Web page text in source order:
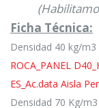
Ficha Técnica:
Densidad 40 kg/m3
ROCA_PANEL
ES_Ac.data Aisla
Densidad 70 Kg/m3